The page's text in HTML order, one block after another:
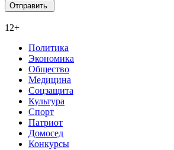
12+
Политика
Экономика
Общество
Медицина
Соцзащита
Культура
Спорт
Патриот
Домосед
Конкурсы